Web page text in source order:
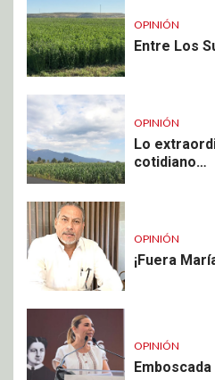
OPINIÓN
Entre Los
OPINIÓN
Lo
cotidiano…
OPINIÓN
¡Fuera
OPINIÓN